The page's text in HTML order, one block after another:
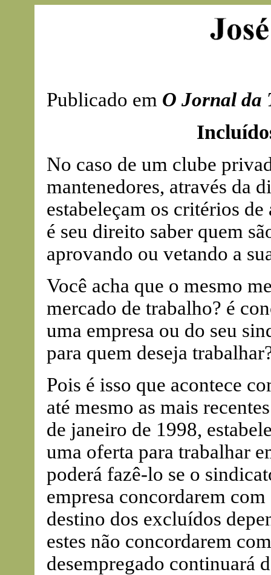
Publicado em O Jornal da
No caso de um clube
mantenedores, através da
estabeleçam os critérios
é seu direito saber quem
aprovando ou vetando a
Você acha que o mesmo
mercado de trabalho? é
uma empresa ou do seu
para quem deseja
Pois é isso que acontece
até mesmo as mais
de janeiro de 1998,
uma oferta para trabalhar
poderá fazê-lo se o
empresa concordarem
destino dos excluídos
estes não concordarem
desempregado continuará